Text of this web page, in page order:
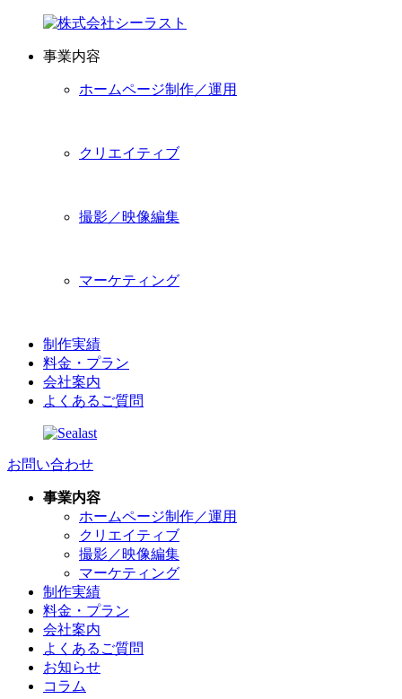
事業内容
ホームページ制作／運用
クリエイティブ
撮影／映像編集
マーケティング
制作実績
料金・プラン
会社案内
よくあるご質問
お問い合わせ
事業内容
ホームページ制作／運用
クリエイティブ
撮影／映像編集
マーケティング
制作実績
料金・プラン
会社案内
よくあるご質問
お知らせ
コラム